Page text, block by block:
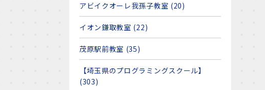
アビイクオーレ我孫子教室 (20)
イオン鎌取教室 (22)
茂原駅前教室 (35)
【埼玉県のプログラミングスクール】
(303)